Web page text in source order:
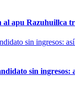
apu Razuhuillca
sin ingresos: